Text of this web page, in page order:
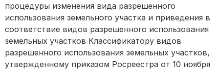
процедуры изменения вида разрешенного
использования земельного участка и приведения в
соответствие видов разрешенного использования
земельных участков Классификатору видов
разрешенного использования земельных участков,
утвержденному приказом Росреестра от 10 ноября